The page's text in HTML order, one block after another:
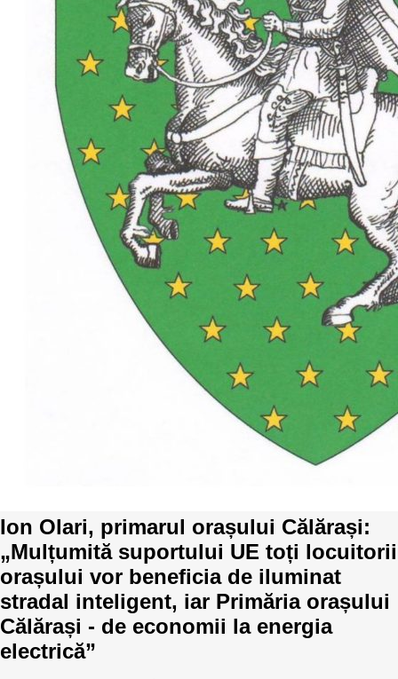
Inițiative în derulare
Inițiative desfășurate
Manual de proceduri
Note & poziții​
Organigrama IDIS
Consiliul consulativ internațional IDIS
Politici regionale
Bunele practici
Laborator sociometric
Transparența guvernării locale
People Watch
Proces democratic
Agenda Națională de Business
15 minute de realism economic
Transparența întreprinderilor de stat
Cele mai bune și cele mai proaste politici locale din
Moldova
Democrația, independența și transparența instituțiilor
publice-cheie din Moldova
Ion Olari, primarul orașului Călărași:
„Mulțumită suportului UE toți locuitorii
orașului vor beneficia de iluminat
stradal inteligent, iar Primăria orașului
Călărași - de economii la energia
electrică”